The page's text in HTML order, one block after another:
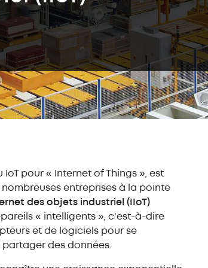
push-back (LIFO)
Entrepôts
autoportants
Rayonnage
métallique
Rayonnage
d'entrepôt mi-lourd
Rayonnage léger
de stockage
Mezzanine
industrielle
Rayonnage
cantilever
Cloison industrielle
bacs
bacs
Easy Assistant
Easy Monitor
IoT pour « Internet of Things », est
entreprises à la pointe
des objets industriel (IIoT)
« intelligents », c'est-à-dire
et de logiciels pour se
des données.